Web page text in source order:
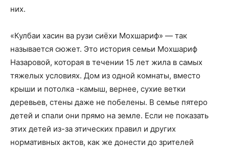
них.
«Кулбаи хасин ва рузи сиёхи Мохшариф» — так
называется сюжет. Это история семьи Мохшариф
Назаровой, которая в течении 15 лет жила в самых
тяжелых условиях. Дом из одной комнаты, вместо
крыши и потолка -камыш, вернее, сухие ветки
деревьев, стены даже не побелены. В семье пятеро
детей и спали они прямо на земле. Если не показать
этих детей из-за этических правил и других
нормативных актов, как же донести до зрителей